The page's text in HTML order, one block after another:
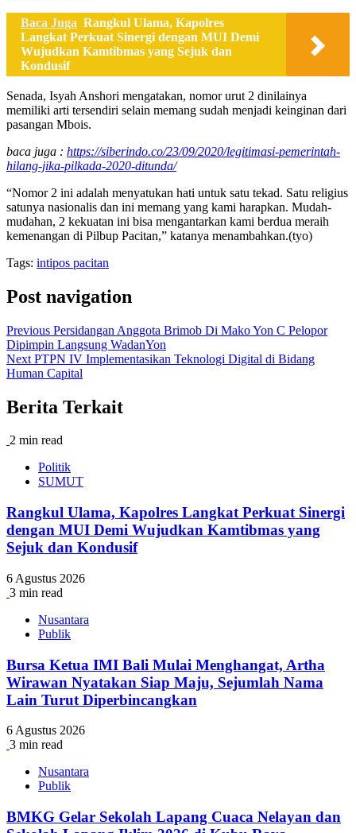
Baca Juga Rangkul Ulama, Kapolres
Langkat Perkuat Sinergi dengan MUI Demi
Wujudkan Kamtibmas yang Sejuk dan
Kondusif
Senada, Isyah Anshori mengatakan, nomor urut 2 dinilainya
memiliki arti tersendiri selain memang sudah menjadi keinginan dari
pasangan Mbois.
baca juga : https://siberindo.co/23/09/2020/legitimasi-pemerintah-
hilang-jika-pilkada-2020-ditunda/
“Nomor 2 ini adalah menyatukan hati untuk satu tekad. Satu religius
satunya nasionalis dan ini memang yang kami harapkan. Mudah-
mudahan, 2 kekuatan ini bisa mengantarkan kami berdua meraih
kemenangan di Pilbup Pacitan,” katanya menambahkan.(tyo)
Tags: intipos pacitan
Post navigation
Previous Persidangan Anggota Brimob Di Mako Yon C Pelopor
Dipimpin Langsung WadanYon
Next PTPN IV Implementasikan Teknologi Digital di Bidang
Human Capital
Berita Terkait
2 min read
Politik
SUMUT
Rangkul Ulama, Kapolres Langkat Perkuat Sinergi
dengan MUI Demi Wujudkan Kamtibmas yang
Sejuk dan Kondusif
6 Agustus 2026
3 min read
Nusantara
Publik
Bursa Ketua IMI Bali Mulai Menghangat, Artha
Wirawan Nyatakan Siap Maju, Sejumlah Nama
Lain Turut Diperbincangkan
6 Agustus 2026
3 min read
Nusantara
Publik
BMKG Gelar Sekolah Lapang Cuaca Nelayan dan